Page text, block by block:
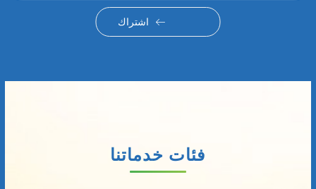
اشتراك
فئات خدماتنا